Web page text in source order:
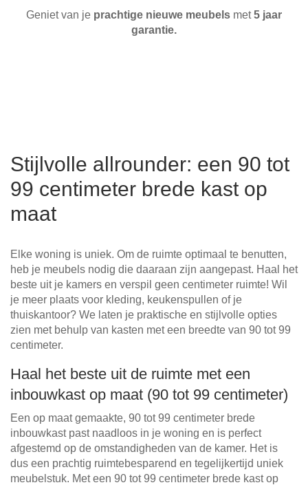
Geniet van je prachtige nieuwe meubels met5 jaar
garantie.
Stijlvolle allrounder: een 90 tot
99 centimeter brede kast op
maat
Elke woning is uniek. Om de ruimte optimaal te benutten,
heb je meubels nodig die daaraan zijn aangepast. Haal het
beste uit je kamers en verspil geen centimeter ruimte! Wil
je meer plaats voor kleding, keukenspullen of je
thuiskantoor? We laten je praktische en stijlvolle opties
zien met behulp van kasten met een breedte van 90 tot 99
centimeter.
Haal het beste uit de ruimte met een
inbouwkast op maat (90 tot 99 centimeter)
Een op maat gemaakte, 90 tot 99 centimeter brede
inbouwkast past naadloos in je woning en is perfect
afgestemd op de omstandigheden van de kamer. Het is
dus een prachtig ruimtebesparend en tegelijkertijd uniek
meubelstuk. Met een 90 tot 99 centimeter brede kast op